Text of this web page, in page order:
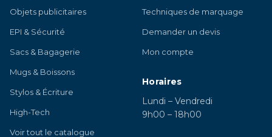
Objets publicitaires
EPI & Sécurité
Sacs & Bagagerie
Mugs & Boissons
Stylos & Écriture
High-Tech
Voir tout le catalogue
Techniques de marquage
Demander un devis
Mon compte
Horaires
Lundi – Vendredi
9h00 – 18h00